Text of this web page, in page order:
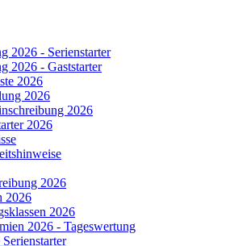
2026 - Serienstarter
2026 - Gaststarter
2026
2026
2026
2026
2026
2026
2026
2026 - Tageswertung